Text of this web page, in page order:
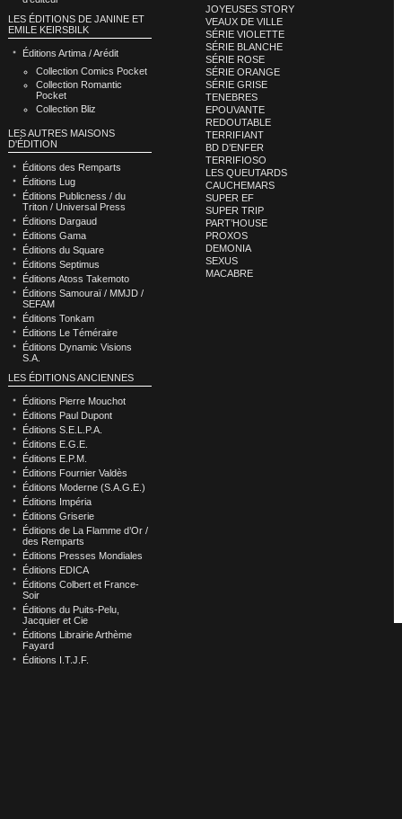
LES ÉDITIONS DE JANINE ET
EMILE KEIRSBILK
Éditions Artima / Arédit
Collection Comics Pocket
Collection Romantic
Pocket
Collection Bliz
LES AUTRES MAISONS
D'ÉDITION
Éditions des Remparts
Éditions Lug
Éditions Publicness / du
Triton / Universal Press
Éditions Dargaud
Éditions Gama
Éditions du Square
Éditions Septimus
Éditions Atoss Takemoto
Éditions Samouraï / MMJD /
SEFAM
Éditions Tonkam
Éditions Le Téméraire
Éditions Dynamic Visions
S.A.
LES ÉDITIONS ANCIENNES
Éditions Pierre Mouchot
Éditions Paul Dupont
Éditions S.E.L.P.A.
Éditions E.G.E.
Éditions E.P.M.
Éditions Fournier Valdès
Éditions Moderne (S.A.G.E.)
Éditions Impéria
Éditions Griserie
Éditions de La Flamme d’Or /
des Remparts
Éditions Presses Mondiales
Éditions EDICA
Éditions Colbert et France-
Soir
Éditions du Puits-Pelu,
Jacquier et Cie
Éditions Librairie Arthème
Fayard
Éditions I.T.J.F.
JOYEUSES STORY
VEAUX DE VILLE
SÉRIE VIOLETTE
SÉRIE BLANCHE
SÉRIE ROSE
SÉRIE ORANGE
SÉRIE GRISE
TENEBRES
EPOUVANTE
REDOUTABLE
TERRIFIANT
BD D’ENFER
TERRIFIOSO
LES QUEUTARDS
CAUCHEMARS
SUPER EF
SUPER TRIP
PART’HOUSE
PROXOS
DEMONIA
SEXUS
MACABRE